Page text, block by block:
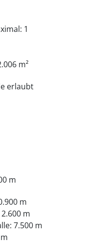
der kleinen Fähre könnt
einem Ausflug nach
besticht darüber hinaus
Eisläden, einer
stattfindenden,
mehr.
1
m²
erlaubt
m
m
m
7.500 m